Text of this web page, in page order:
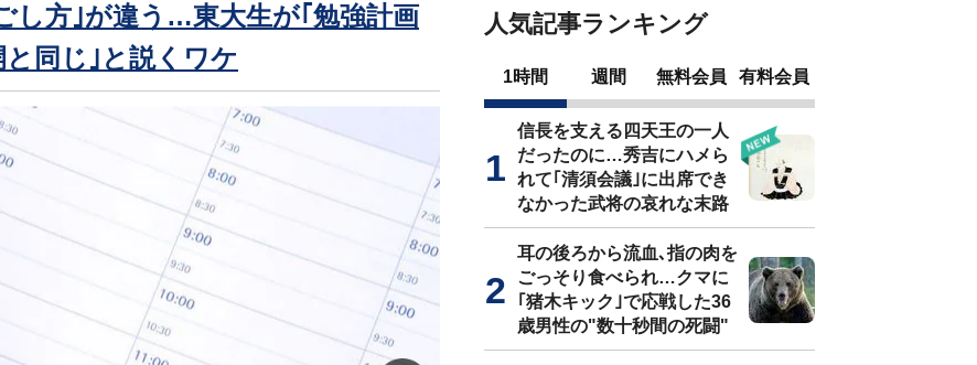
し方｣が違う…東大生が｢勉強計画
同じ｣と説くワケ
人気記事ランキング
1時間 週間 無料会員 有料会員
信長を支える四天王の一人
だったのに…秀吉にハメら
れて｢清須会議｣に出席でき
なかった武将の哀れな末路
耳の後ろから流血､指の肉を
ごっそり食べられ…クマに
｢猪木キック｣で応戦した36
歳男性の"数十秒間の死闘"